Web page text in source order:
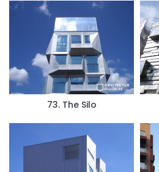
73. The Silo